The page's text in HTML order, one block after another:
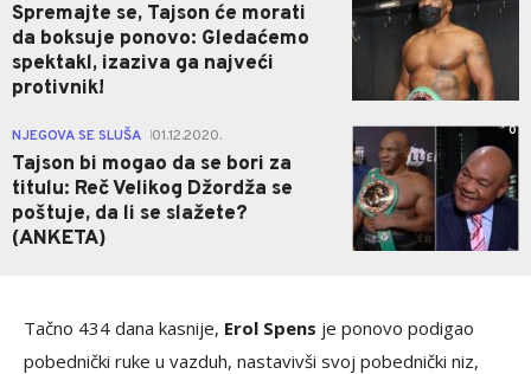
Spremajte se, Tajson će morati
da boksuje ponovo: Gledaćemo
spektakl, izaziva ga najveći
protivnik!
NJEGOVA SE SLUŠA 01.12.2020.
Tajson bi mogao da se bori za
titulu: Reč Velikog Džordža se
poštuje, da li se slažete?
(ANKETA)
0
Tačno 434 dana kasnije, Erol Spens je ponovo podigao
pobednički ruke u vazduh, nastavivši svoj pobednički niz,